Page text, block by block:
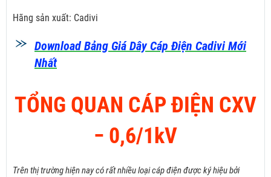
Hãng sản xuất: Cadivi
Download Bảng Giá Dây Cáp Điện Cadivi Mới
Nhất
TỔNG QUAN CÁP ĐIỆN CXV
­− 0,6/1kV
Trên thị trường hiện nay có rất nhiều loại cáp điện được ký hiệu bởi